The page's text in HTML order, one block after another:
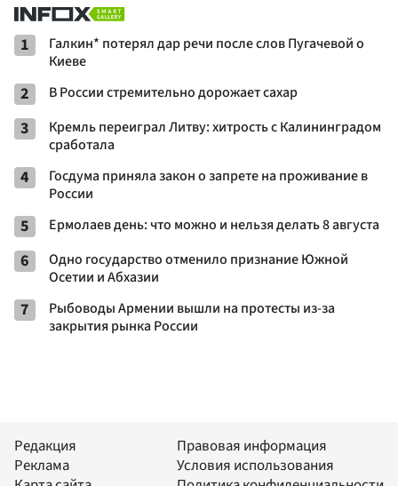
1
Галкин* потерял дар речи после слов Пугачевой о
Киеве
2 В России стремительно дорожает сахар
3
Кремль переиграл Литву: хитрость с Калининградом
сработала
4
Госдума приняла закон о запрете на проживание в
России
5 Ермолаев день: что можно и нельзя делать 8 августа
6
Одно государство отменило признание Южной
Осетии и Абхазии
7
Рыбоводы Армении вышли на протесты из-за
закрытия рынка России
Редакция
Реклама
Правовая информация
Условия использования